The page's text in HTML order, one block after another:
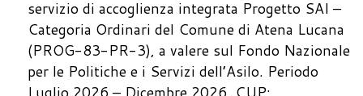
servizio di accoglienza integrata Progetto SAI –
Categoria Ordinari del Comune di Atena Lucana
(PROG-83-PR-3), a valere sul Fondo Nazionale
per le Politiche e i Servizi dell’Asilo. Periodo